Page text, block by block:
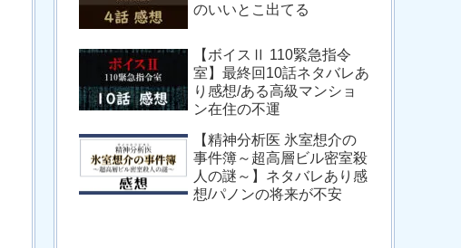
のいいとこ出てる
【ボイスⅡ 110緊急指令
室】最終回10話ネタバレあ
り感想/ある高級マンショ
ン在住の不運
【精神分析医 氷室想介の
事件簿～超高層ビル密室殺
人の謎～】ネタバレあり感
想/パノンの将来が不安